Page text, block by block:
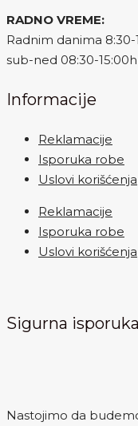
RADNO VREME:
Radnim danima 8:30-
sub-ned 08:30-15:00h
Informacije
Reklamacije
Isporuka robe
Uslovi korišćenja
Reklamacije
Isporuka robe
Uslovi korišćenja
Sigurna isporuka
Nastojimo da